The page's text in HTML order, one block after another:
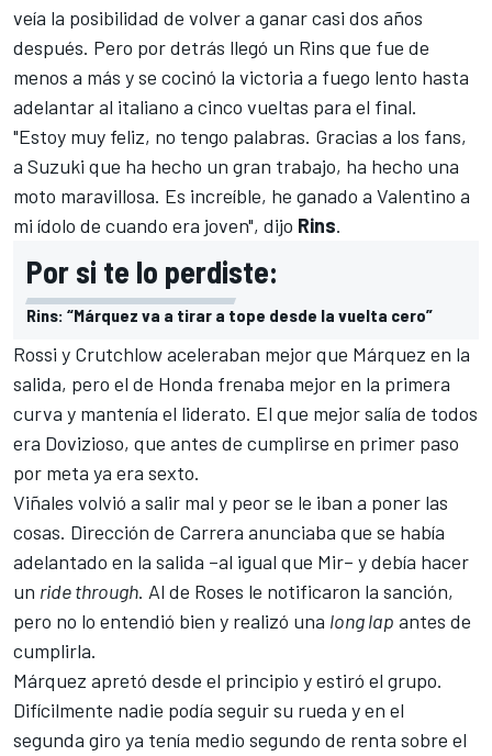
veía la posibilidad de volver a ganar casi dos años
después. Pero por detrás llegó un Rins que fue de
menos a más y se cocinó la victoria a fuego lento hasta
adelantar al italiano a cinco vueltas para el final.
"Estoy muy feliz, no tengo palabras. Gracias a los fans,
a Suzuki que ha hecho un gran trabajo, ha hecho una
moto maravillosa. Es increíble, he ganado a Valentino a
mi ídolo de cuando era joven", dijo Rins.
Por si te lo perdiste:
Rins: “Márquez va a tirar a tope desde la vuelta cero”
Rossi y Crutchlow aceleraban mejor que Márquez en la
salida, pero el de Honda frenaba mejor en la primera
curva y mantenía el liderato. El que mejor salía de todos
era Dovizioso, que antes de cumplirse en primer paso
por meta ya era sexto.
Viñales volvió a salir mal y peor se le iban a poner las
cosas. Dirección de Carrera anunciaba que se había
adelantado en la salida –al igual que Mir– y debía hacer
un ride through. Al de Roses le notificaron la sanción,
pero no lo entendió bien y realizó una long lap antes de
cumplirla.
Márquez apretó desde el principio y estiró el grupo.
Difícilmente nadie podía seguir su rueda y en el
segunda giro ya tenía medio segundo de renta sobre el